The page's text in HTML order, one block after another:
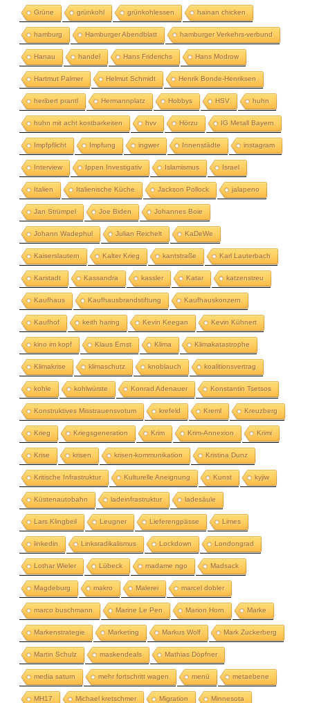
Grüne grünkohl grünkohlessen hainan chicken
hamburg Hamburger Abendblatt hamburger Verkehrs-verbund
Hanau handel Hans Friderichs Hans Modrow
Hartmut Palmer Helmut Schmidt Henrik Bonde-Henriksen
heribert prantl Hermannplatz Hobbys HSV huhn
huhn mit acht kostbarkeiten hvv Hörzu IG Metall Bayern
Impfpflicht Impfung ingwer Innenstädte instagram
Interview Ippen Investigativ Islamismus Israel
Italien Italienische Küche Jackson Pollock jalapeno
Jan Strümpel Joe Biden Johannes Boie
Johann Wadephul Julian Reichelt KaDeWe
Kaiserslautern Kalter Krieg kantstraße Karl Lauterbach
Karstadt Kassandra kassler Katar katzenstreu
Kaufhaus Kaufhausbrandstiftung Kaufhauskonzern
Kaufhof keith haring Kevin Keegan Kevin Kühnert
kino im kopf Klaus Ernst Klima Klimakatastrophe
Klimakrise klimaschutz knoblauch koalitionsvertrag
kohle kohlwürste Konrad Adenauer Konstantin Tsetsos
Konstruktives Misstrauensvotum krefeld Kreml Kreuzberg
Krieg Kriegsgeneration Krim Krim-Annexion Krimi
Krise krisen krisen-kommunikation Kristina Dunz
Kritische Infrastruktur Kulturelle Aneignung Kunst kyjiw
Küstenautobahn ladeinfrastruktur ladesäule
Lars Klingbeil Leugner Lieferengpässe Limes
linkedin Linksradikalismus Lockdown Londongrad
Lothar Wieler Lübeck madame ngo Madsack
Magdeburg makro Malerei marcel dobler
marco buschmann Marine Le Pen Marion Horn Marke
Markenstrategie Marketing Markus Wolf Mark Zuckerberg
Martin Schulz maskendeals Mathias Döpfner
media saturn mehr fortschritt wagen menü metaebene
MH17 Michael kretschmer Migration Minnesota